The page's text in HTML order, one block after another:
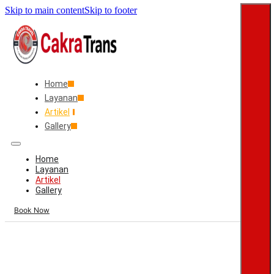
Skip to main contentSkip to footer
Home
Layanan
Artikel
Gallery
Home
Layanan
Artikel
Gallery
Book Now